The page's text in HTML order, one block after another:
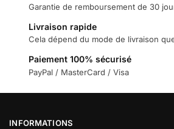
Garantie de remboursement de 30
Livraison rapide
Cela dépend du mode de livraison
Paiement 100% sécurisé
PayPal / MasterCard / Visa
INFORMATIONS